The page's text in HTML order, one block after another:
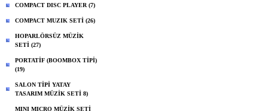
COMPACT DISC PLAYER (7)
COMPACT MUZIK SETİ (26)
HOPARLÖRSÜZ MÜZİK
SETİ (27)
PORTATİF (BOOMBOX TİPİ)
(19)
SALON TİPİ YATAY
TASARIM MÜZİK SETİ 8)
MINI MICRO MÜZİK SETİ